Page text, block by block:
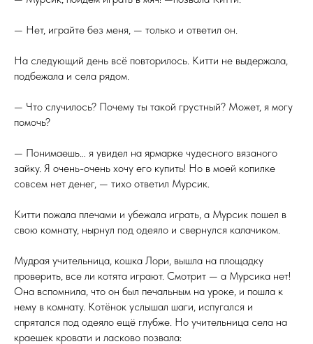
— Нет, играйте без меня, — только и ответил он.
На следующий день всё повторилось. Китти не выдержала,
подбежала и села рядом.
— Что случилось? Почему ты такой грустный? Может, я могу
помочь?
— Понимаешь… я увидел на ярмарке чудесного вязаного
зайку. Я очень-очень хочу его купить! Но в моей копилке
совсем нет денег, — тихо ответил Мурсик.
Китти пожала плечами и убежала играть, а Мурсик пошел в
свою комнату, нырнул под одеяло и свернулся калачиком.
Мудрая учительница, кошка Лори, вышла на площадку
проверить, все ли котята играют. Смотрит — а Мурсика нет!
Она вспомнила, что он был печальным на уроке, и пошла к
нему в комнату. Котёнок услышал шаги, испугался и
спрятался под одеяло ещё глубже. Но учительница села на
краешек кровати и ласково позвала: